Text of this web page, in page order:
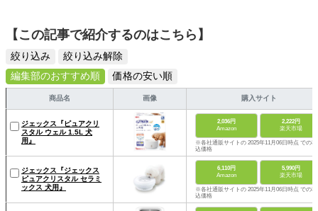
【この記事で紹介するのはこちら】
絞り込み
絞り込み解除
編集部のおすすめ順
価格の安い順
商品名 画像 購入サイト
ジェックス『ピュアクリ
スタル ウェル 1.5L 犬
用』
2,036円
Amazon
2,222円
楽天市場
※各社通販サイトの 2025年11月06日時点 での税
込価格
ジェックス『ジェックス
ピュアクリスタル セラミ
ックス 犬用』
6,110円
Amazon
5,990円
楽天市場
※各社通販サイトの 2025年11月06日時点 での税
込価格